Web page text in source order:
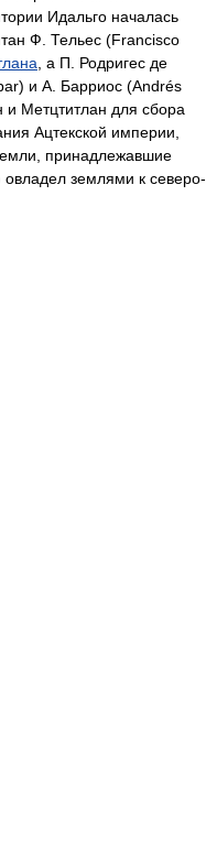
Идальго началась
Ф. Тельес (Francisco
, а П. Родригес де
и А. Барриос (Andrés
Метцтитлан для сбора
Ацтекской империи,
принадлежавшие
землями к северо-